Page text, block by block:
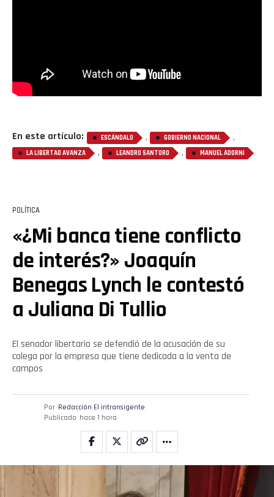
En este artículo: ESCÁNDALO , GOBIERNO NACIONAL ,
LA LIBERTAD AVANZA , LEANDRO SANTORO , MANUEL ADORNI
POLÍTICA
«¿Mi banca tiene conflicto
de interés?» Joaquín
Benegas Lynch le contestó
a Juliana Di Tullio
El senador libertario se defendió de la acusación de su
colega por la empresa que tiene dedicada a la venta de
campos
Por Redacción El intransigente
Publicado hace 1 hora